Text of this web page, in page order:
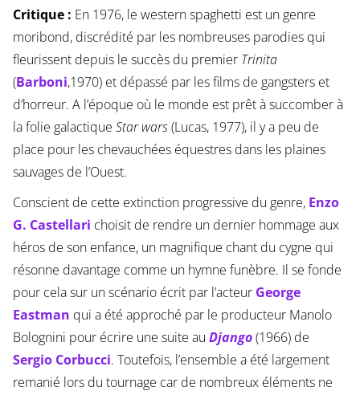
Critique : En 1976, le western spaghetti est un genre
moribond, discrédité par les nombreuses parodies qui
fleurissent depuis le succès du premier Trinita
(Barboni,1970) et dépassé par les films de gangsters et
d’horreur. A l’époque où le monde est prêt à succomber à
la folie galactique Star wars(Lucas, 1977), il y a peu de
place pour les chevauchées équestres dans les plaines
sauvages de l’Ouest.
Conscient de cette extinction progressive du genre, Enzo
G. Castellari choisit de rendre un dernier hommage aux
héros de son enfance, un magnifique chant du cygne qui
résonne davantage comme un hymne funèbre. Il se fonde
pour cela sur un scénario écrit par l’acteur George
Eastman qui a été approché par le producteur Manolo
Bolognini pour écrire une suite au Django(1966) de
Sergio Corbucci. Toutefois, l’ensemble a été largement
remanié lors du tournage car de nombreux éléments ne